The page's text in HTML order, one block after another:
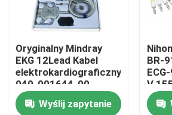
Dom
Oryginalny Mindray
EKG 12Lead Kabel
elektrokardiograficzny
040-001644-00
BeneHeart R12,
BeneHeart R3
Wyślij zapytanie
BR-
V
10